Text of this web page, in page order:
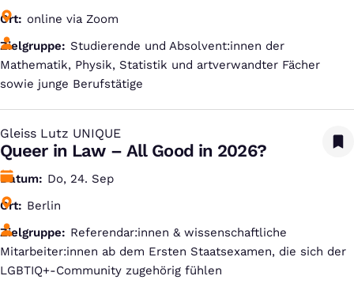
Ort
online via Zoom
Zielgruppe
Studierende und Absolvent:innen der
Mathematik, Physik, Statistik und artverwandter Fächer
sowie junge Berufstätige
Gleiss Lutz UNIQUE
:
Queer in Law – All Good in 2026?
Datum
Do, 24. Sep
Ort
Berlin
Zielgruppe
Referendar:innen & wissenschaftliche
Mitarbeiter:innen ab dem Ersten Staatsexamen, die sich der
LGBTIQ+-Community zugehörig fühlen